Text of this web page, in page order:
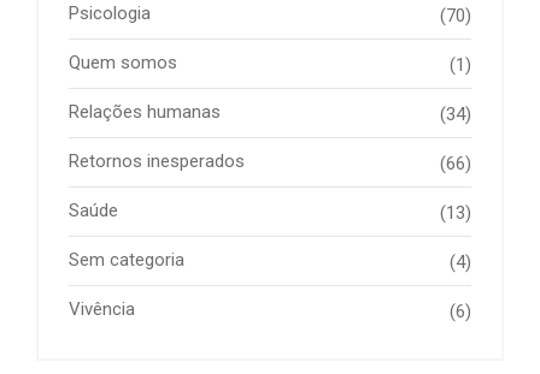
Psicologia (70)
Quem somos (1)
Relações humanas (34)
Retornos inesperados (66)
Saúde (13)
Sem categoria (4)
Vivência (6)